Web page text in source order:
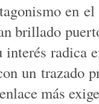
en
brillado
interés radica
un trazado
más